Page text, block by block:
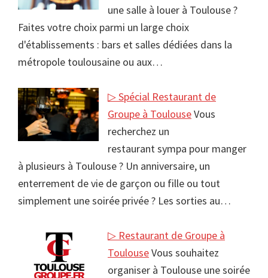
une salle à louer à Toulouse ?
Faites votre choix parmi un large choix
d'établissements : bars et salles dédiées dans la
métropole toulousaine ou aux…
▷ Spécial Restaurant de
Groupe à ToulouseVous
recherchez un
restaurant sympa pour manger
à plusieurs à Toulouse ? Un anniversaire, un
enterrement de vie de garçon ou fille ou tout
simplement une soirée privée ? Les sorties au…
▷ Restaurant de Groupe à
ToulouseVous souhaitez
organiser à Toulouse une soirée